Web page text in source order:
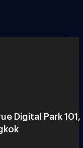
Digital Park 101,